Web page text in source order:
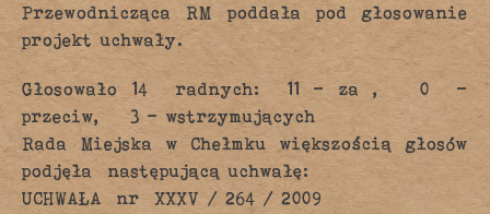
Przewodnicząca RM poddała pod głosowanie
projekt uchwały.
Głosowało 14 radnych: 11 – za , 0 –
przeciw, 3 – wstrzymujących
Rada Miejska w Chełmku większością głosów
podjęła następującą uchwałę:
UCHWAŁA nr XXXV / 264 / 2009